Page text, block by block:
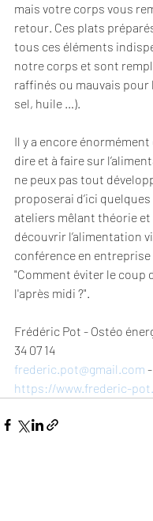
mais votre corps vous
retour. Ces plats
tous ces éléments
notre corps et sont
raffinés ou mauvais pour
sel, huile …).
Il y a encore énormément
dire et à faire sur
ne peux pas tout
proposerai d’ici
ateliers mêlant théorie
découvrir l’alimentation
conférence en
"Comment éviter le coup
l'après midi ?".
Frédéric Pot - Ostéo
34 07 14
frederic.pot@gmail.com -
https://www.frederic-